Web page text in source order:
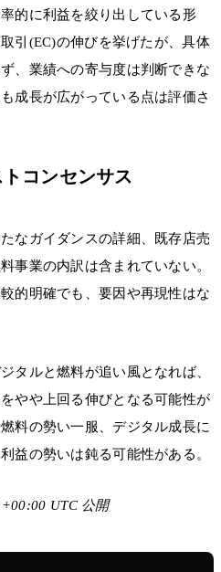
的に利益を絞り出している形
引(EC)の伸びを挙げたが、具体
、業績への寄与度は判断できな
成長が広がっている点は評価さ
コンセンサス
なガイダンスの詳細、既存店売
事業の内訳は含まれていない。
的明確でも、要因や再現性はな
タルと燃料が追い風となれば、
やや上回る伸びとなる可能性が
料の勢い一服、デジタル成長に
益の勢いは鈍る可能性がある。
UTC 公開